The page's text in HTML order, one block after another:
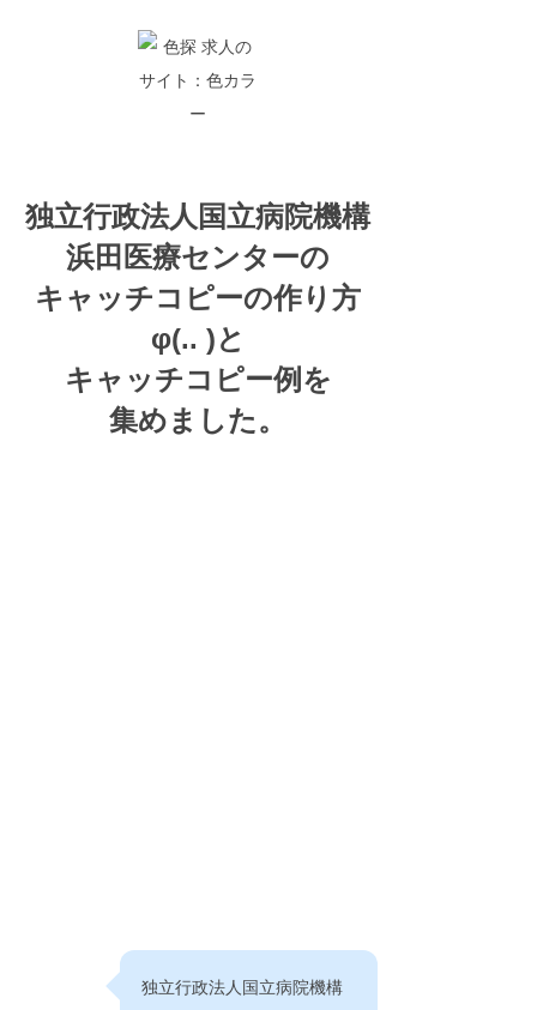
独立行政法人国立病院機構
浜田医療センターの
キャッチコピーの作り方
φ(.. )と
キャッチコピー例を
集めました。
独立行政法人国立病院機構